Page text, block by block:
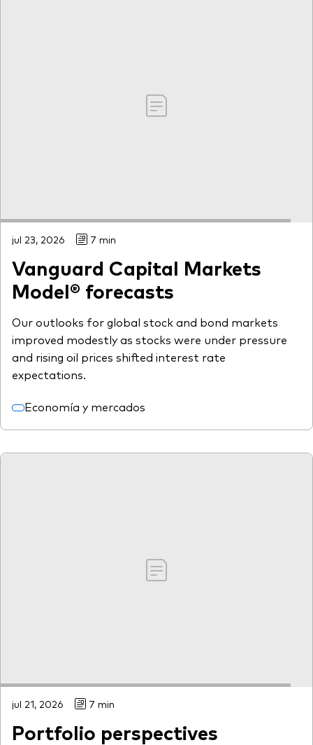
jul 23, 2026 7 min
Vanguard Capital Markets
Model® forecasts
Our outlooks for global stock and bond markets
improved modestly as stocks were under pressure
and rising oil prices shifted interest rate
expectations.
Economía y mercados
jul 21, 2026 7 min
Portfolio perspectives